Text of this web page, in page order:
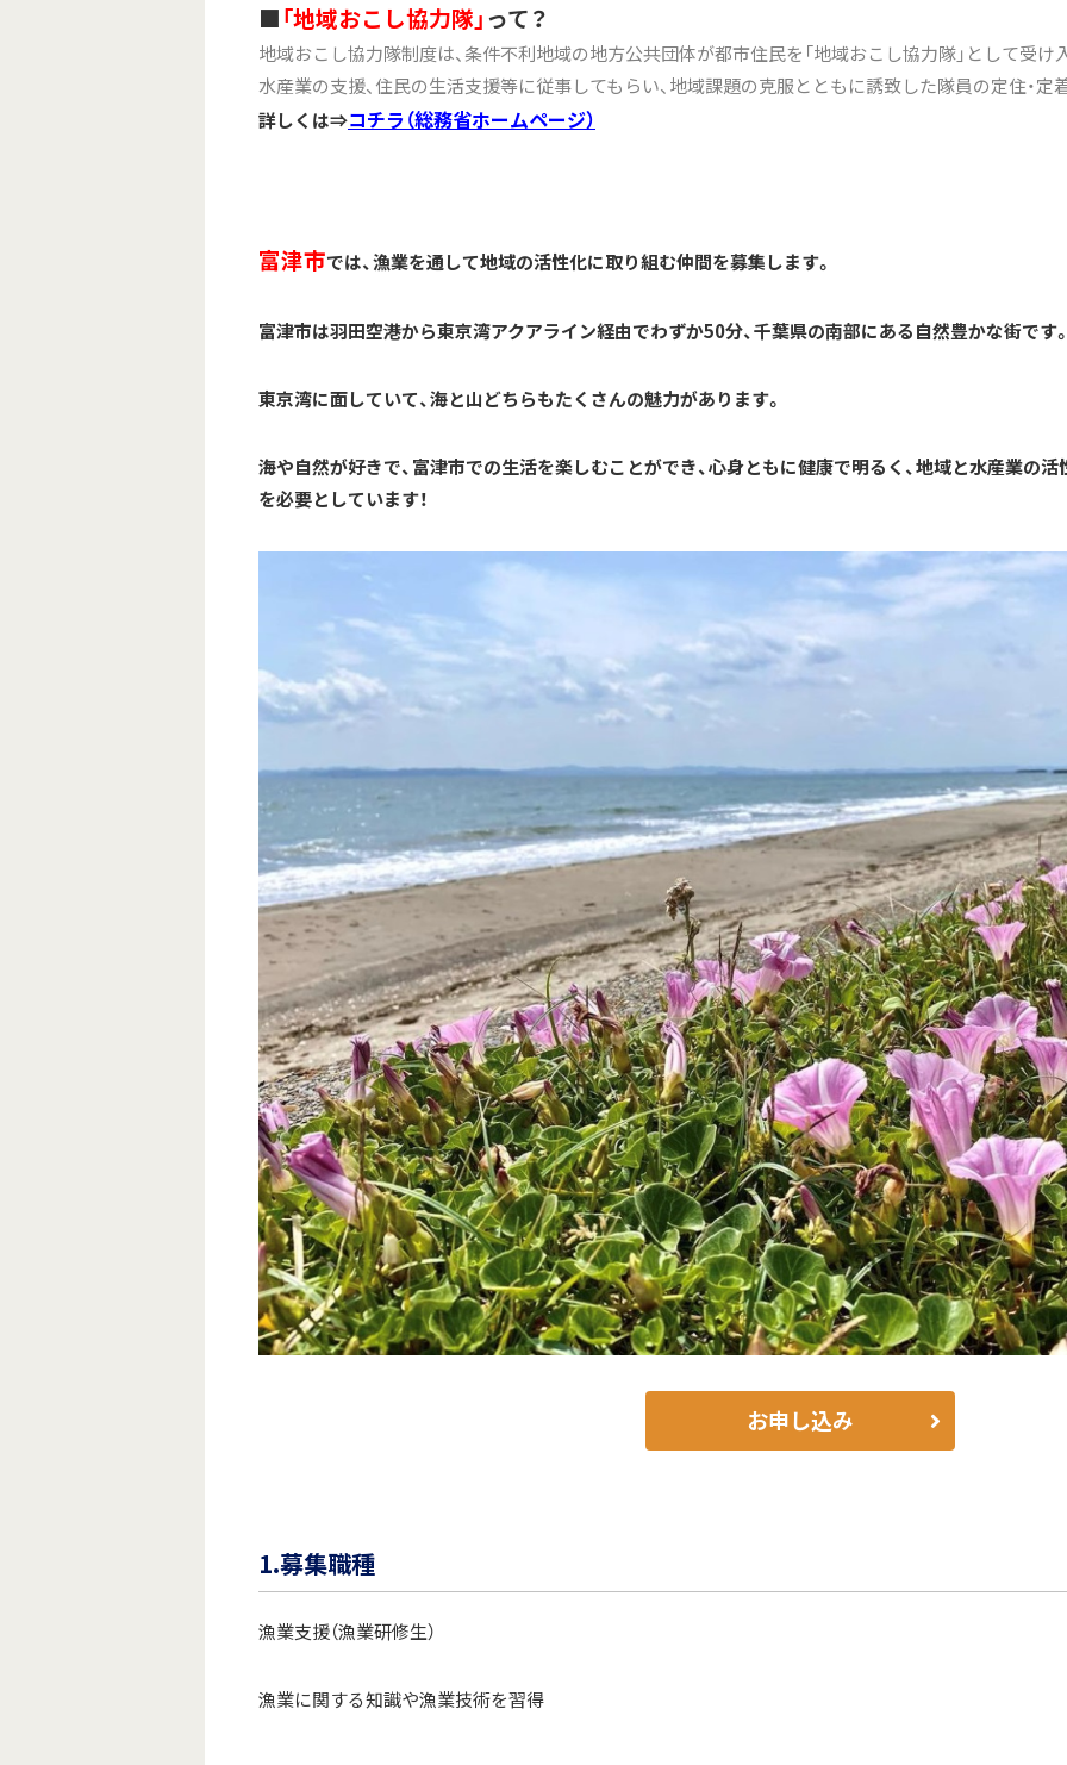
■「地域おこし協力隊」って？
地域おこし協力隊制度は、条件不利地域の地方公共団体が都市住民を「地域おこし協力隊」として受け
水産業の支援、住民の生活支援等に従事してもらい、地域課題の克服とともに誘致した隊員の定住・定
詳しくは⇒コチラ（総務省ホームページ）
富津市では、漁業を通して地域の活性化に取り組む仲間を募集します。
富津市は羽田空港から東京湾アクアライン経由でわずか50分、千葉県の南部にある自然豊かな街です
東京湾に面していて、海と山どちらもたくさんの魅力があります。
海や自然が好きで、富津市での生活を楽しむことができ、心身ともに健康で明るく、地域と水産業の
を必要としています！
お申し込み
1.募集職種
漁業支援（漁業研修生）
漁業に関する知識や漁業技術を習得